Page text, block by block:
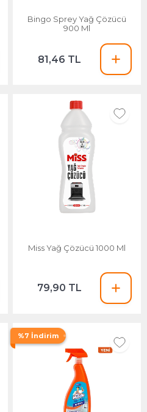
Bingo Sprey Yağ Çözücü
900 Ml
81,46 TL
Miss Yağ Çözücü 1000 Ml
79,90 TL
%7 İndirim